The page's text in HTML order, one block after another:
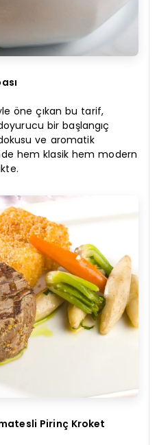
öne çıkan bu tarif,
bir başlangıç
ve aromatik
hem klasik hem modern
Pirinç Kroket